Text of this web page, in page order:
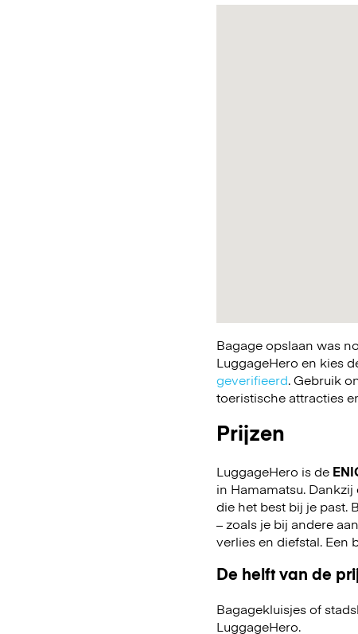
Bagage opslaan was
LuggageHero en kies
geverifieerd. Gebruik
toeristische attracties
Prijzen
LuggageHero is de
in Hamamatsu.
die het best bij je past.
– zoals je bij andere
verlies en diefstal. Een
De helft van de
Bagagekluisjes of
LuggageHero.